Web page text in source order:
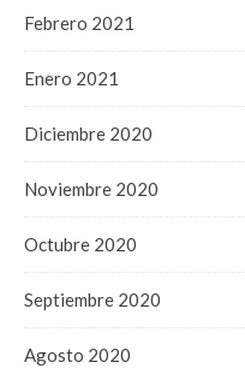
Febrero 2021
Enero 2021
Diciembre 2020
Noviembre 2020
Octubre 2020
Septiembre 2020
Agosto 2020